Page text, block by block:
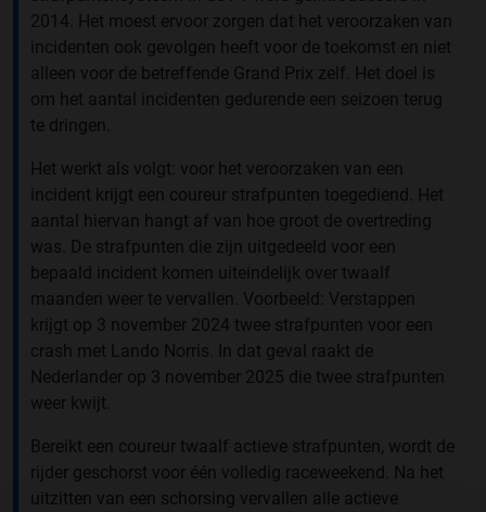
2014. Het moest ervoor zorgen dat het veroorzaken van
incidenten ook gevolgen heeft voor de toekomst en niet
alleen voor de betreffende Grand Prix zelf. Het doel is
om het aantal incidenten gedurende een seizoen terug
te dringen.
Het werkt als volgt: voor het veroorzaken van een
incident krijgt een coureur strafpunten toegediend. Het
aantal hiervan hangt af van hoe groot de overtreding
was. De strafpunten die zijn uitgedeeld voor een
bepaald incident komen uiteindelijk over twaalf
maanden weer te vervallen. Voorbeeld: Verstappen
krijgt op 3 november 2024 twee strafpunten voor een
crash met Lando Norris. In dat geval raakt de
Nederlander op 3 november 2025 die twee strafpunten
weer kwijt.
Bereikt een coureur twaalf actieve strafpunten, wordt de
rijder geschorst voor één volledig raceweekend. Na het
uitzitten van een schorsing vervallen alle actieve